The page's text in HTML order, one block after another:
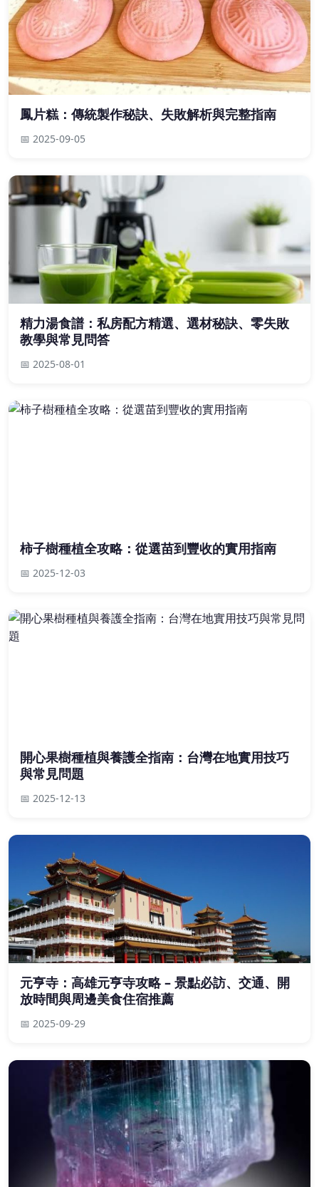
鳳片糕：傳統製作秘訣、失敗解析與完整指南
📅 2025-09-05
精力湯食譜：私房配方精選、選材秘訣、零失敗
教學與常見問答
📅 2025-08-01
柿子樹種植全攻略：從選苗到豐收的實用指南
📅 2025-12-03
開心果樹種植與養護全指南：台灣在地實用技巧
與常見問題
📅 2025-12-13
元亨寺：高雄元亨寺攻略 – 景點必訪、交通、開
放時間與周邊美食住宿推薦
📅 2025-09-29